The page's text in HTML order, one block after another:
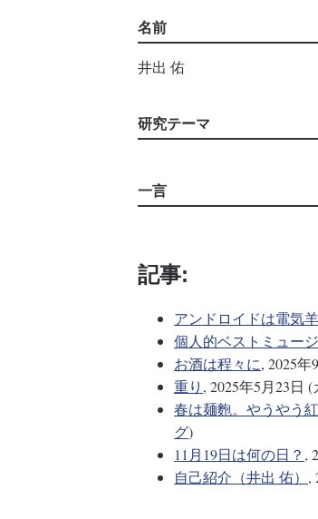
名前
井出 佑
研究テーマ
一言
記事:
アンドロイドは電気
個人的ベストミュー
お酒は程々に, 2025
重り , 2025年5月23日
春は麺麭。やうやう
グ)
11月19日は何の日？ ,
自己紹介（井出 佑） ,